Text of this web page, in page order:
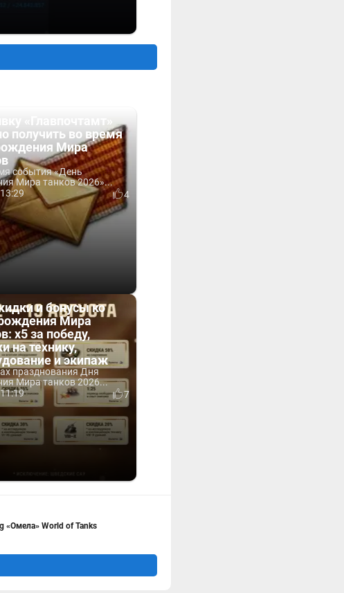
«Главпочтамт»
получить во время
Мира
события «День
Мира танков 2026»...
4
и бонусы ко
Мира
x5 за победу,
на технику,
и экипаж
празднования Дня
Мира танков 2026...
7
«Омела» World of Tanks